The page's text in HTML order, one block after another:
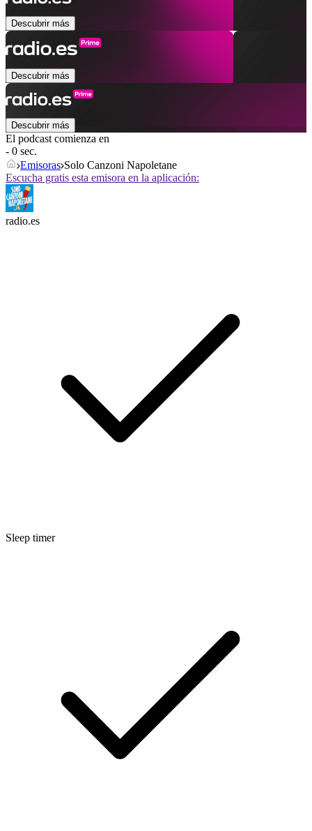
Descubrir más
Descubrir más
Descubrir más
El podcast comienza en
- 0 sec.
Emisoras Solo Canzoni Napoletane
Escucha gratis esta emisora en la aplicación:
radio.es
Sleep timer